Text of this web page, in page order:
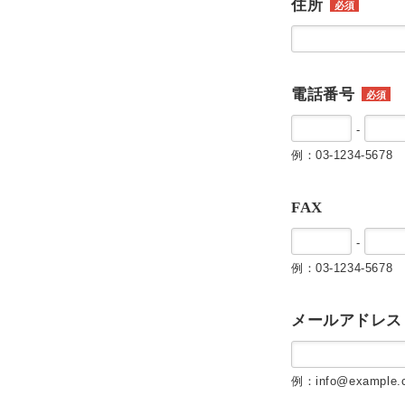
住所 必須
電話番号 必須
-
例：03-1234-5678
FAX
-
例：03-1234-5678
メールアドレス
例：